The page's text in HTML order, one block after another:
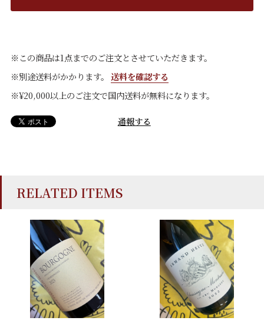
※この商品は1点までのご注文とさせていただきます。
※別途送料がかかります。 送料を確認する
※¥20,000以上のご注文で国内送料が無料になります。
通報する
RELATED ITEMS